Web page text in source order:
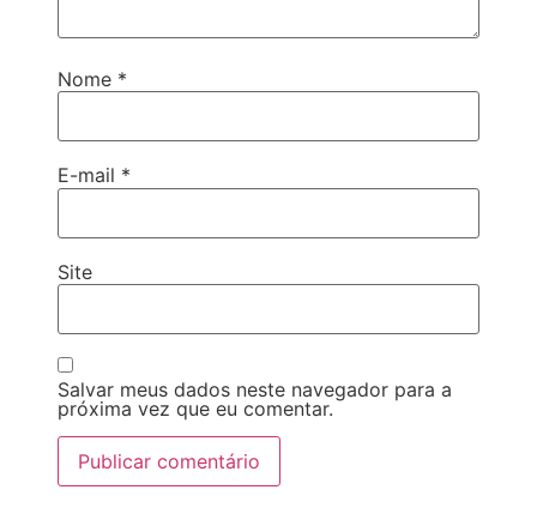
Nome *
E-mail *
Site
Salvar meus dados neste navegador para a
próxima vez que eu comentar.